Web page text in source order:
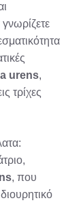
urens,
τρίχες
, που